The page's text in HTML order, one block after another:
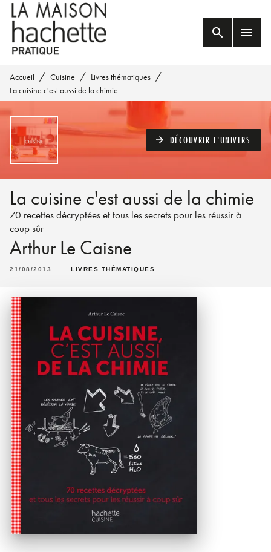
MENU RECHERCHE
PIED DE PAGE
search menu
Accueil / Cuisine / Livres thématiques /
La cuisine c'est aussi de la chimie
arrow_forward DÉCOUVRIR L'UNIVERS
La cuisine c'est aussi de la chimie
70 recettes décryptées et tous les secrets pour les réussir à
coup sûr
Arthur Le Caisne
21/08/2013 LIVRES THÉMATIQUES